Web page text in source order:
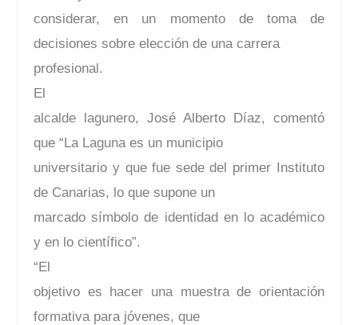
considerar, en un momento de toma de
decisiones sobre elección de una carrera
profesional.
El
alcalde lagunero, José Alberto Díaz, comentó
que “La Laguna es un municipio
universitario y que fue sede del primer Instituto
de Canarias, lo que supone un
marcado símbolo de identidad en lo académico
y en lo científico”.
“El
objetivo es hacer una muestra de orientación
formativa para jóvenes, que